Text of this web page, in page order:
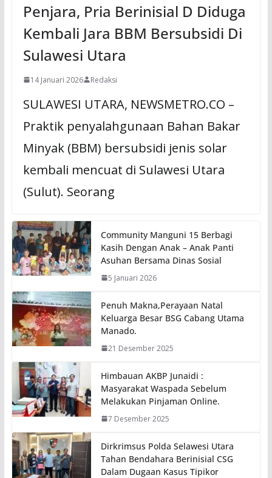
Penjara, Pria Berinisial D Diduga
Kembali Jara BBM Bersubsidi Di
Sulawesi Utara
14 Januari 2026 Redaksi
SULAWESI UTARA, NEWSMETRO.CO –
Praktik penyalahgunaan Bahan Bakar
Minyak (BBM) bersubsidi jenis solar
kembali mencuat di Sulawesi Utara
(Sulut). Seorang
Community Manguni 15 Berbagi
Kasih Dengan Anak – Anak Panti
Asuhan Bersama Dinas Sosial
5 Januari 2026
Penuh Makna,Perayaan Natal
Keluarga Besar BSG Cabang Utama
Manado.
21 Desember 2025
Himbauan AKBP Junaidi :
Masyarakat Waspada Sebelum
Melakukan Pinjaman Online.
7 Desember 2025
Dirkrimsus Polda Selawesi Utara
Tahan Bendahara Berinisial CSG
Dalam Dugaan Kasus Tipikor